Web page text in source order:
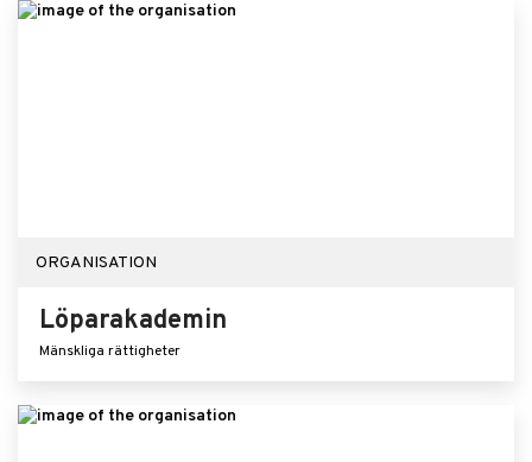
ORGANISATION
Löparakademin
Mänskliga rättigheter